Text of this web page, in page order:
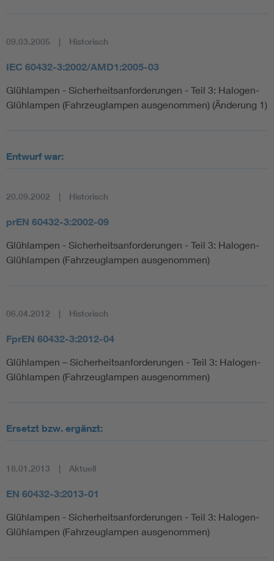
09.03.2005 Historisch
IEC 60432-3:2002/AMD1:2005-03
Glühlampen - Sicherheitsanforderungen - Teil 3: Halogen-
Glühlampen (Fahrzeuglampen ausgenommen) (Änderung 1)
Entwurf war:
20.09.2002 Historisch
prEN 60432-3:2002-09
Glühlampen - Sicherheitsanforderungen - Teil 3: Halogen-
Glühlampen (Fahrzeuglampen ausgenommen)
06.04.2012 Historisch
FprEN 60432-3:2012-04
Glühlampen – Sicherheitsanforderungen - Teil 3: Halogen-
Glühlampen (Fahrzeuglampen ausgenommen)
Ersetzt bzw. ergänzt:
18.01.2013 Aktuell
EN 60432-3:2013-01
Glühlampen - Sicherheitsanforderungen - Teil 3: Halogen-
Glühlampen (Fahrzeuglampen ausgenommen)